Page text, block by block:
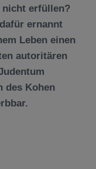
nicht erfüllen?
ernannt
Leben einen
autoritären
des Kohen